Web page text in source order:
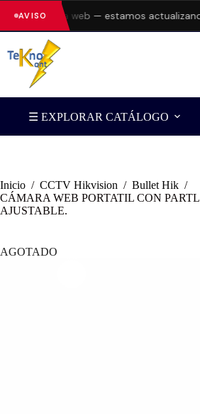
AVISO
en la web — estamos actualizando
☰ EXPLORAR CATÁLOGO
Inicio / CCTV Hikvision / Bullet Hik /
CÁMARA WEB PORTATIL CON
AJUSTABLE.
AGOTADO